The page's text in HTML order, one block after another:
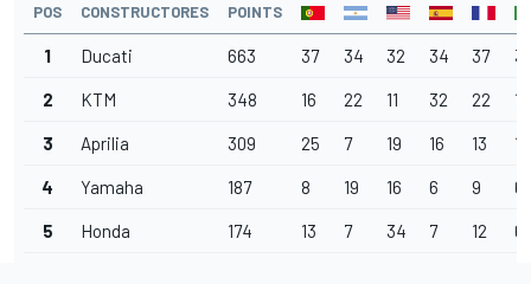
POS CONSTRUCTORES POINTS
1 Ducati 663 37 34 32 34 37 37
2 KTM 348 16 22 11 32 22 15
3 Aprilia 309 25 7 19 16 13 12
4 Yamaha 187 8 19 16 6 9 6
5 Honda 174 13 7 34 7 12 6